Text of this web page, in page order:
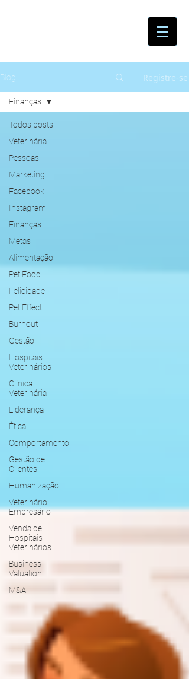
Blog Registre-se
Todos posts
Veterinária
Pessoas
Marketing
Facebook
Instagram
Finanças
Metas
Alimentação
Pet Food
Felicidade
Pet Effect
Burnout
Gestão
Hospitais
Veterinários
Clínica
Veterinária
Liderança
Ética
Comportamento
Gestão de
Clientes
Humanização
Veterinário
Empresário
Venda de
Hospitais
Veterinários
Business
Valuation
M&A
Finanças